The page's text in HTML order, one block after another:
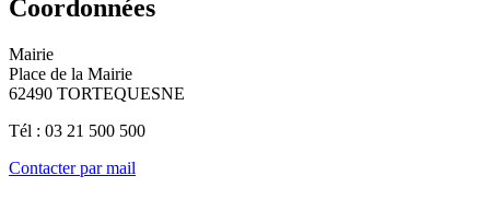
Coordonnées
Mairie
Place de la Mairie
62490 TORTEQUESNE
Tél : 03 21 500 500
Contacter par mail